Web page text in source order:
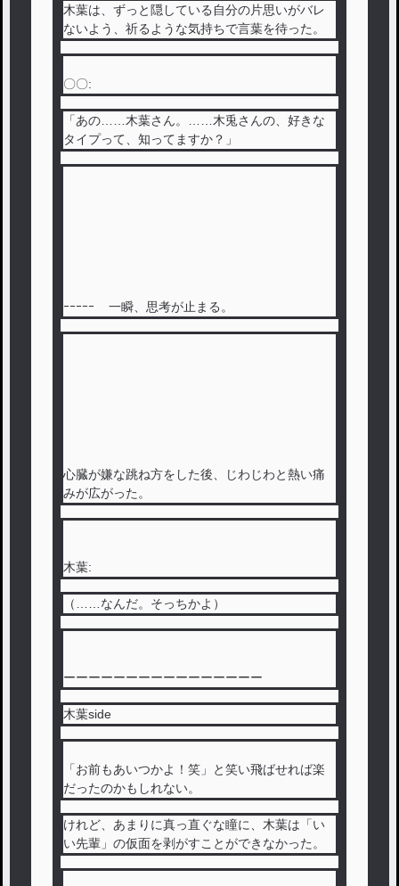
木葉は、ずっと隠している自分の片思いがバレ
ないよう、祈るような気持ちで言葉を待った。
〇〇:
「あの……木葉さん。……木兎さんの、好きな
タイプって、知ってますか？」
ｰｰｰｰｰ 一瞬、思考が止まる。
心臓が嫌な跳ね方をした後、じわじわと熱い痛
みが広がった。
木葉:
（……なんだ。そっちかよ）
ーーーーーーーーーーーーーーーー
木葉side
「お前もあいつかよ！笑」と笑い飛ばせれば楽
だったのかもしれない。
けれど、あまりに真っ直ぐな瞳に、木葉は「い
い先輩」の仮面を剥がすことができなかった。